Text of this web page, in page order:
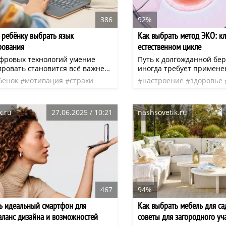
386
выбрать язык
технологий умение
становится всё важнее.
хотят помочь своему
основы
начать и как выбрать
язык.
мотивация
страхи
92%
Как выбрать метод ЭКО:
естественном цикле
Путь к долгожданной
иногда требует
вспомогательных
технологий.
эффективных методов,
несколько подходов,
существенно
нагрузке на организм.
разделить на две
классическое ЭКО.
настроение здоровье
27.06.2025 / 10:21
467
идеальный смартфон для
дизайна и возможностей
nashsovetik.ru
94%
Как выбрать мебель для
советы для загородного